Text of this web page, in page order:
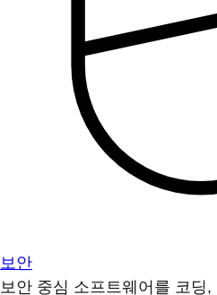
보안
보안 중심 소프트웨어를 코딩,